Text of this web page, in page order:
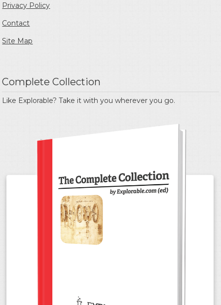
Privacy Policy
Contact
Site Map
Complete Collection
Like Explorable? Take it with you wherever you go.